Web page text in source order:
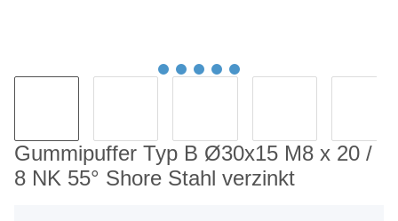
Gummipuffer Typ B Ø30x15 M8 x 20 /
8 NK 55° Shore Stahl verzinkt